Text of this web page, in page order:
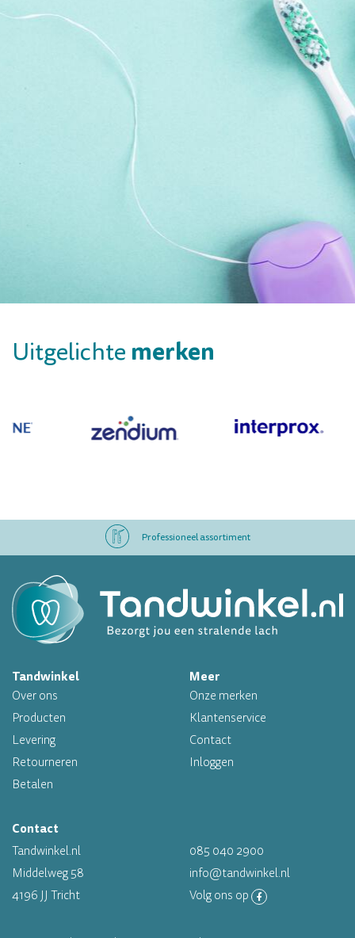
Uitgelichte merken
Professioneel assortiment
Op werkdagen voor 16.00 uur besteld, morgen in huis
Professioneel assortiment
Altijd op voorraad
Tandwinkel
Over ons
Producten
Levering
Retourneren
Betalen
Meer
Onze merken
Klantenservice
Contact
Inloggen
Contact
Tandwinkel.nl
Middelweg 58
4196 JJ Tricht
085 040 2900
info@tandwinkel.nl
Volg ons op